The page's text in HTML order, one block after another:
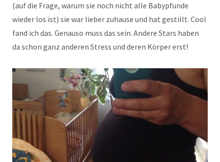
(auf die Frage, warum sie noch nicht alle Babypfunde
wieder los ist) sie war lieber zuhause und hat gestillt. Cool
fand ich das. Genauso muss das sein. Andere Stars haben
da schon ganz anderen Stress und deren Körper erst!